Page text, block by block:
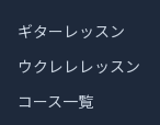
ギターレッスン
ウクレレレッスン
コース一覧